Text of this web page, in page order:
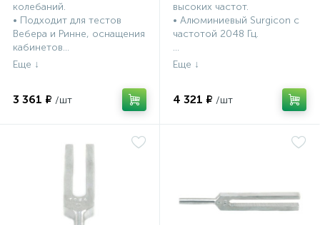
колебаний.
• Подходит для тестов
Вебера и Ринне, оснащения
кабинетов...
3 361 ₽
высоких частот.
• Алюминиевый Surgicon с
частотой 2048 Гц.
...
4 321 ₽